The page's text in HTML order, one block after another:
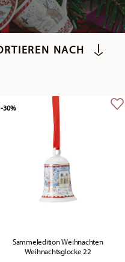
Sammeledition Weihnachten
Weihnachtsglocke 22
-30%